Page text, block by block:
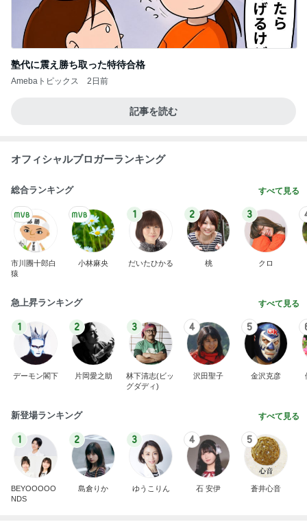
塾代に震え勝ち取った特待合格
Amebaトピックス 2日前
記事を読む
オフィシャルブロガーランキング
総合ランキング すべて見る
市川團十郎白
猿
小林麻央
1
だいたひかる
2
桃
3
クロ
急上昇ランキング すべて見る
1
デーモン閣下
2
片岡愛之助
3
林下清志(ビッ
グダディ)
4
沢田聖子
5
金沢克彦
新登場ランキング すべて見る
1
BEYOOOOO
NDS
2
島倉りか
3
ゆうこりん
4
石 安伊
5
蒼井心音